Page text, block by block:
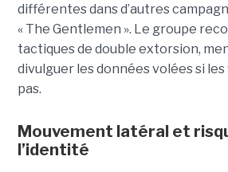
différentes dans d’autres
« The Gentlemen ». Le groupe
tactiques de double extorsion,
divulguer les données volées si
pas.
Mouvement latéral et
l’identité